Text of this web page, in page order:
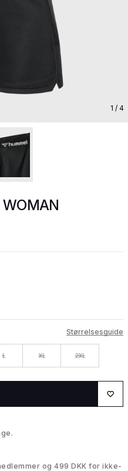
1 / 4
WOMAN
Størrelsesguide
L XL 2XL
og 499 DKK for ikke-